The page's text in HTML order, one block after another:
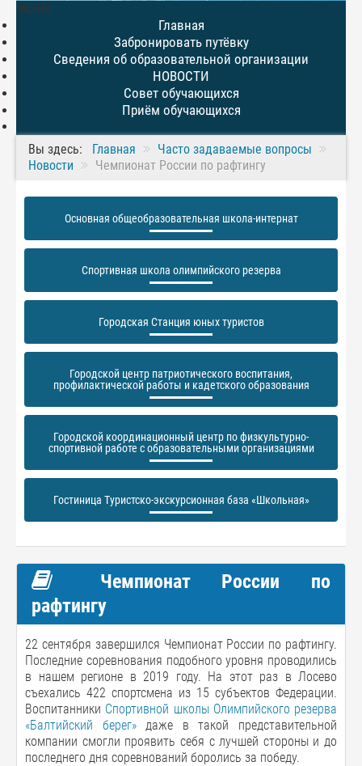
МЕНЮ
Главная
Забронировать путёвку
Сведения об образовательной организации
НОВОСТИ
Совет обучающихся
Приём обучающихся
Вы здесь: Главная
Часто задаваемые вопросы
Новости
Чемпионат России по рафтингу
Основная общеобразовательная школа-интернат
Спортивная школа олимпийского резерва
Городская Станция юных туристов
Городской центр патриотического воспитания,
профилактической работы и кадетского образования
Городской координационный центр по физкультурно-
спортивной работе с образовательными организациями
Гостиница Туристско-экскурсионная база «Школьная»
Чемпионат России по
рафтингу
22 сентября завершился Чемпионат России по рафтингу.
Последние соревнования подобного уровня проводились
в нашем регионе в 2019 году. На этот раз в Лосево
съехались 422 спортсмена из 15 субъектов Федерации.
Воспитанники Спортивной школы Олимпийского резерва
«Балтийский берег»даже в такой представительной
компании смогли проявить себя с лучшей стороны и до
последнего дня соревнований боролись за победу.